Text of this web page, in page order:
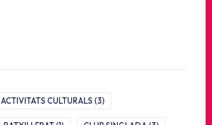
ACTIVITATS CULTURALS (3)